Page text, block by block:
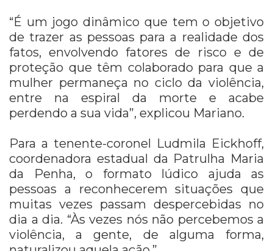
“É um jogo dinâmico que tem o objetivo
de trazer as pessoas para a realidade dos
fatos, envolvendo fatores de risco e de
proteção que têm colaborado para que a
mulher permaneça no ciclo da violência,
entre na espiral da morte e acabe
perdendo a sua vida”, explicou Mariano.
Para a tenente-coronel Ludmila Eickhoff,
coordenadora estadual da Patrulha Maria
da Penha, o formato lúdico ajuda as
pessoas a reconhecerem situações que
muitas vezes passam despercebidas no
dia a dia. “Às vezes nós não percebemos a
violência, a gente, de alguma forma,